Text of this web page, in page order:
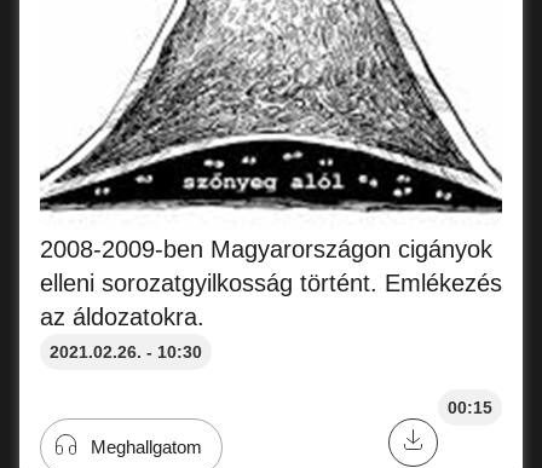
2008-2009-ben Magyarországon cigányok
elleni sorozatgyilkosság történt. Emlékezés
az áldozatokra.
2021.02.26. - 10:30
00:15
Meghallgatom